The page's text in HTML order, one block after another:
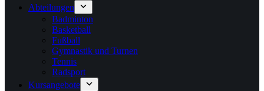
Abteilungen
Badminton
Basketball
Fußball
Gymnastik und Turnen
Tennis
Radsport
Kursangebote